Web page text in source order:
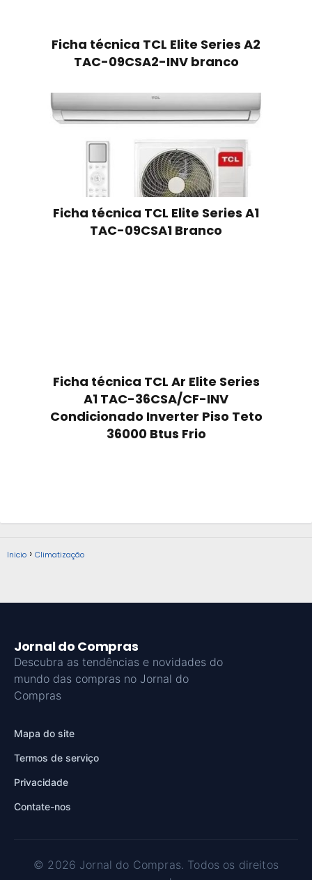
Ficha técnica TCL Elite Series A2
TAC-09CSA2-INV branco
Ficha técnica TCL Elite Series A1
TAC-09CSA1 Branco
Ficha técnica TCL Ar Elite Series
A1 TAC-36CSA/CF-INV
Condicionado Inverter Piso Teto
36000 Btus Frio
Inicio Climatização
Jornal do Compras
Descubra as tendências e novidades do
mundo das compras no Jornal do
Compras
Mapa do site
Termos de serviço
Privacidade
Contate-nos
© 2026 Jornal do Compras. Todos os direitos